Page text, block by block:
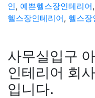
인, 예쁜헬스장인테리어,
헬스장인테리어, 헬스장
사무실입구
인테리어 회
입니다.